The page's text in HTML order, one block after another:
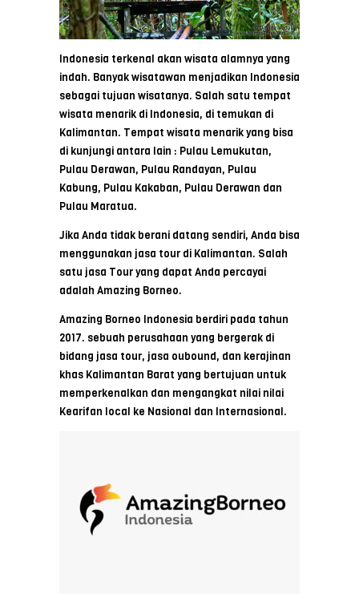
Indonesia terkenal akan wisata alamnya yang
indah. Banyak wisatawan menjadikan Indonesia
sebagai tujuan wisatanya. Salah satu tempat
wisata menarik di Indonesia, di temukan di
Kalimantan. Tempat wisata menarik yang bisa
di kunjungi antara lain : Pulau Lemukutan,
Pulau Derawan, Pulau Randayan, Pulau
Kabung, Pulau Kakaban, Pulau Derawan dan
Pulau Maratua.
Jika Anda tidak berani datang sendiri, Anda bisa
menggunakan jasa tour di Kalimantan. Salah
satu jasa Tour yang dapat Anda percayai
adalah Amazing Borneo.
Amazing Borneo Indonesia berdiri pada tahun
2017. sebuah perusahaan yang bergerak di
bidang jasa tour, jasa oubound, dan kerajinan
khas Kalimantan Barat yang bertujuan untuk
memperkenalkan dan mengangkat nilai nilai
Kearifan local ke Nasional dan Internasional.